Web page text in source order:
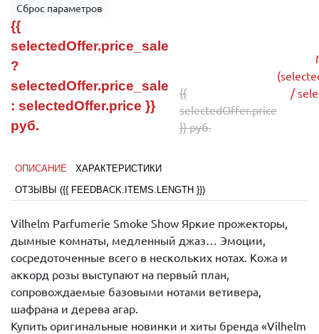
Сброс параметров
{{
selectedOffer.price_sale
?
selectedOffer.price_sale
: selectedOffer.price }}
руб.
{{
selectedOffer.price
}} руб.
/
ОПИСАНИЕ
ХАРАКТЕРИСТИКИ
ОТЗЫВЫ ({{ FEEDBACK.ITEMS.LENGTH }})
Vilhelm Parfumerie Smoke Show Яркие прожекторы,
дымные комнаты, медленный джаз… Эмоции,
сосредоточенные всего в нескольких нотах. Кожа и
аккорд розы выступают на первый план,
сопровождаемые базовыми нотами ветивера,
шафрана и дерева агар.
Купить оригинальные новинки и хиты бренда «Vilhelm